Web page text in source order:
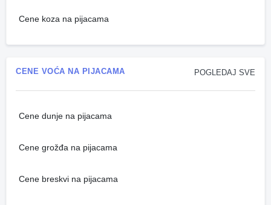
Cene koza na pijacama
POGLEDAJ SVE
CENE VOĆA NA PIJACAMA
Cene dunje na pijacama
Cene grožđa na pijacama
Cene breskvi na pijacama